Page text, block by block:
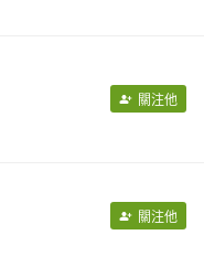
關注他
關注他